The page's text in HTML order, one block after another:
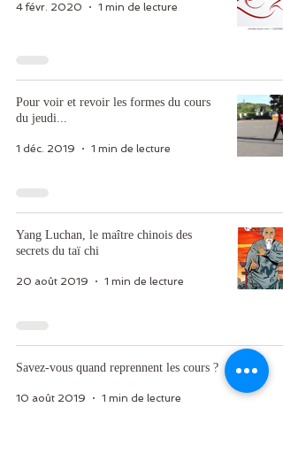
4 févr. 2020 1 min de lecture
Pour voir et revoir les formes du cours
du jeudi...
1 déc. 2019 1 min de lecture
Yang Luchan, le maître chinois des
secrets du taï chi
20 août 2019 1 min de lecture
Savez-vous quand reprennent les cours ?
10 août 2019 1 min de lecture